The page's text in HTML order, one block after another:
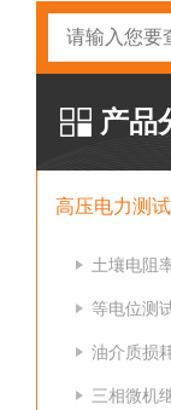
产品
高压电力测
土壤电阻
等电位测
油介质损
三相微机